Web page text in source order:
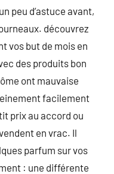
peu d’astuce avant,
découvrez
vos but de mois en
des produits bon
ont mauvaise
facilement
prix au accord ou
en vrac. Il
parfum sur vos
: une différente